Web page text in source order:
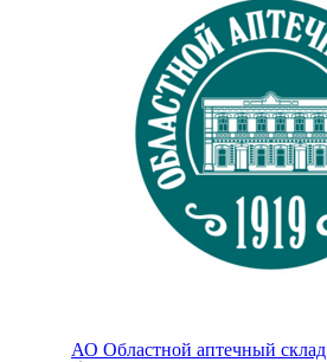
АО Областной аптечный склад